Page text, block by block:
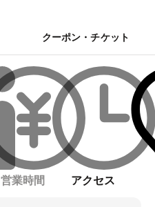
クーポン・チケット
営業時間 アクセス